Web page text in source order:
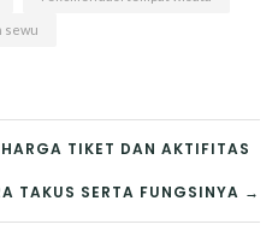
sewu
TIKET DAN AKTIFITAS
TAKUS SERTA FUNGSINYA →